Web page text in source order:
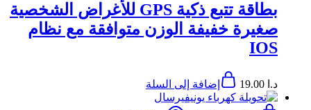
بطاقة تتبع ذكية GPS للأغراض الشخصية
صغيرة خفيفة الوزن متوافقة مع نظام
IOS
د.ا إضافة إلى السلة